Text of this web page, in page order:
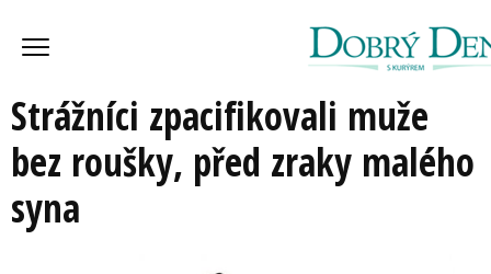
Strážníci zpacifikovali muže
bez roušky, před zraky malého
syna